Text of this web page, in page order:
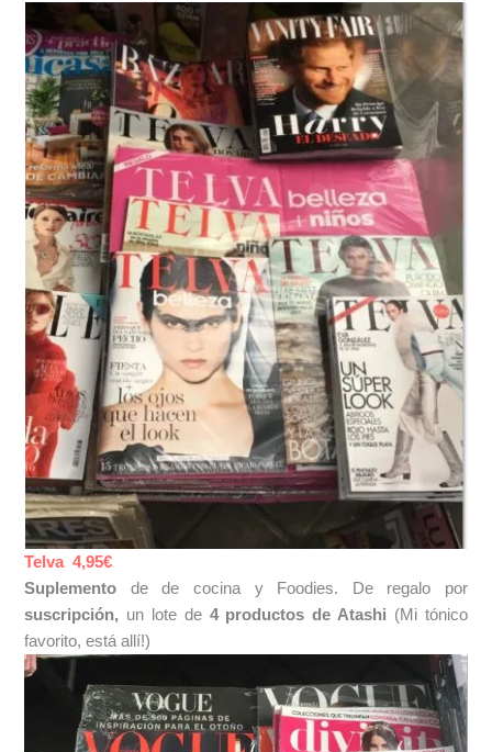
Telva 4,95€
Suplemento de de cocina y Foodies. De regalo por
suscripción, un lote de 4 productos de Atashi (Mi tónico
favorito, está allí!)